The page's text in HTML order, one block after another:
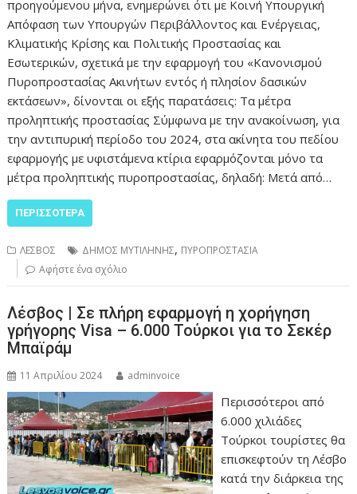
προηγούμενου μήνα, ενημερώνει ότι με Κοινή Υπουργική
Απόφαση των Υπουργών Περιβάλλοντος και Ενέργειας,
Κλιματικής Κρίσης και Πολιτικής Προστασίας και
Εσωτερικών, σχετικά με την εφαρμογή του «Κανονισμού
Πυροπροστασίας Ακινήτων εντός ή πλησίον δασικών
εκτάσεων», δίνονται οι εξής παρατάσεις: Τα μέτρα
προληπτικής προστασίας Σύμφωνα με την ανακοίνωση, για
την αντιπυρική περίοδο του 2024, στα ακίνητα του πεδίου
εφαρμογής με υφιστάμενα κτίρια εφαρμόζονται μόνο τα
μέτρα προληπτικής πυροπροστασίας, δηλαδή: Μετά από…
ΠΕΡΙΣΣΌΤΕΡΑ
ΛΕΣΒΟΣ ΔΗΜΟΣ ΜΥΤΙΛΗΝΗΣ, ΠΥΡΟΠΡΟΣΤΑΣΙΑ
Αφήστε ένα σχόλιο
Λέσβος | Σε πλήρη εφαρμογή η χορήγηση
γρήγορης Visa – 6.000 Τούρκοι για το Σεκέρ
Μπαϊράμ
11 Απριλίου 2024 adminvoice
Περισσότεροι από
6.000 χιλιάδες
Τούρκοι τουρίστες θα
επισκεφτούν τη Λέσβο
κατά την διάρκεια της